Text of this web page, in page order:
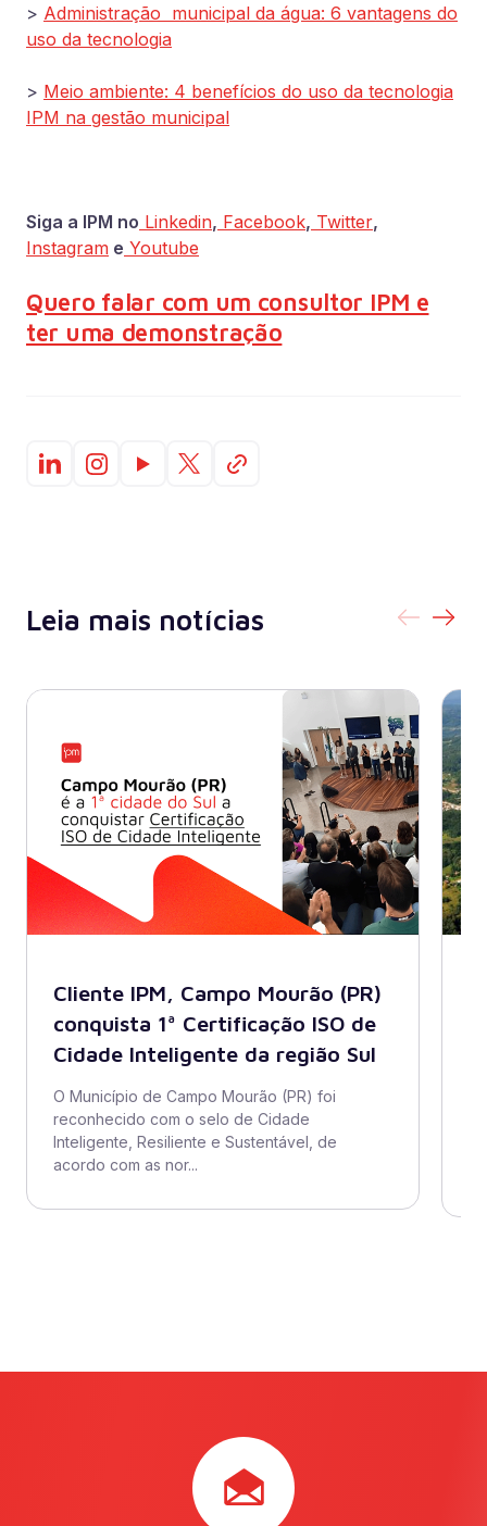
> Administração municipal da água: 6 vantagens do
uso da tecnologia
> Meio ambiente: 4 benefícios do uso da tecnologia
IPM na gestão municipal
Siga a IPM no Linkedin, Facebook, Twitter,
Instagram e Youtube
Quero falar com um consultor IPM e
ter uma demonstração
Leia mais notícias
Cliente IPM, Campo Mourão (PR)
conquista 1ª Certificação ISO de
Cidade Inteligente da região Sul
O Município de Campo Mourão (PR) foi
reconhecido com o selo de Cidade
Inteligente, Resiliente e Sustentável, de
acordo com as nor...